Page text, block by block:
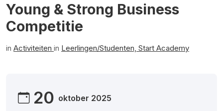
Young & Strong Business
Competitie
in Activiteiten in Leerlingen/Studenten, Start Academy
20 oktober 2025